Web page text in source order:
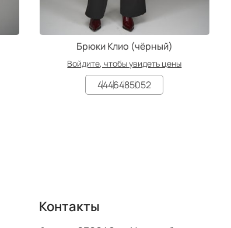
Брюки Клио (чёрный)
Войдите, чтобы увидеть цены
4446485052
Контакты